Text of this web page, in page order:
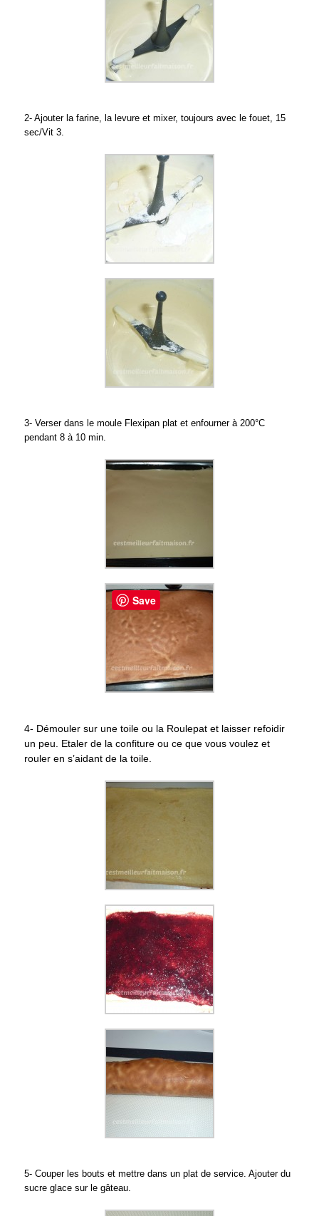
2- Ajouter la farine, la levure et mixer, toujours avec le fouet, 15
sec/Vit 3.
3- Verser dans le moule Flexipan plat et enfourner à 200°C
pendant 8 à 10 min.
4- Démouler sur une toile ou la Roulepat et laisser refoidir
un peu. Etaler de la confiture ou ce que vous voulez et
rouler en s’aidant de la toile.
5- Couper les bouts et mettre dans un plat de service. Ajouter du
sucre glace sur le gâteau.
Save